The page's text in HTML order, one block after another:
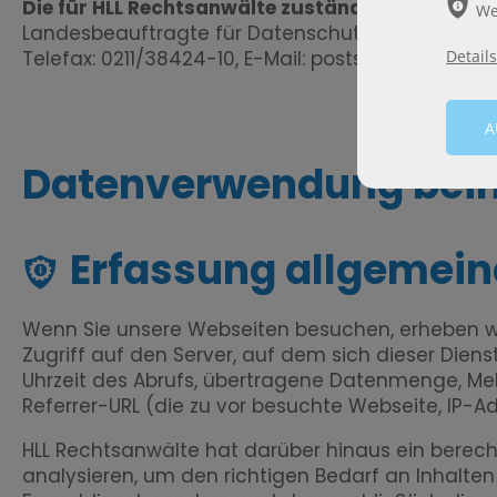
Die für HLL Rechtsanwälte zuständige
Landesbeauftragte für Datenschutz und
Telefax: 0211/38424-10, E-Mail: poststelle@ldi.nrw.de
Datenverwendung
Erfassung
Wenn Sie unsere Webseiten besuchen, erheben
Zugriff auf den Server, auf dem sich dieser
Uhrzeit des Abrufs, übertragene Datenmenge,
Referrer-URL (die zu vor besuchte Webseite, IP-
HLL Rechtsanwälte hat darüber hinaus ein
analysieren, um den richtigen Bedarf an
ѣ
Details